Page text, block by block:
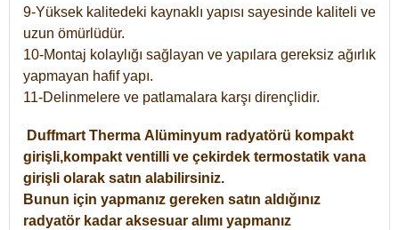
9-Yüksek kalitedeki kaynaklı yapısı sayesinde kaliteli ve
uzun ömürlüdür.
10-Montaj kolaylığı sağlayan ve yapılara gereksiz ağırlık
yapmayan hafif yapı.
11-Delinmelere ve patlamalara karşı dirençlidir.
Duffmart Therma Alüminyum radyatörü kompakt
girişli,kompakt ventilli ve çekirdek termostatik vana
girişli olarak satın alabilirsiniz.
Bunun için yapmanız gereken satın aldığınız
radyatör kadar aksesuar alımı yapmanız